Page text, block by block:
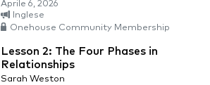
Aprile 6, 2026
Inglese
Onehouse Community Membership
Lesson 2: The Four Phases in
Relationships
Sarah Weston